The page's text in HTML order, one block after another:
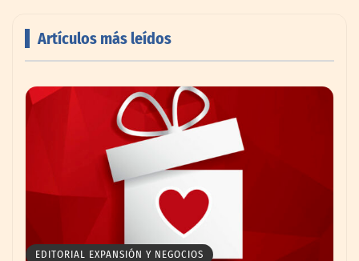
impulsando la colaboración en el sector
Artículos más leídos
EDITORIAL EXPANSIÓN Y NEGOCIOS